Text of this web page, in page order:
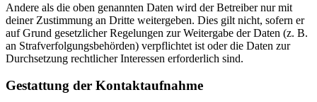
Andere als die oben genannten Daten wird der Betreiber nur mit
deiner Zustimmung an Dritte weitergeben. Dies gilt nicht, sofern er
auf Grund gesetzlicher Regelungen zur Weitergabe der Daten (z. B.
an Strafverfolgungsbehörden) verpflichtet ist oder die Daten zur
Durchsetzung rechtlicher Interessen erforderlich sind.
Gestattung der Kontaktaufnahme